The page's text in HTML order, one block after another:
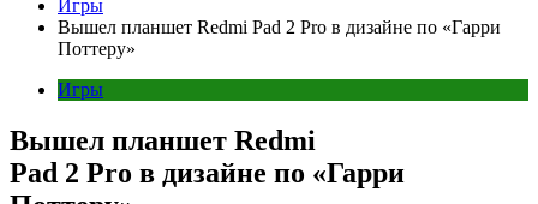
Игры
Вышел планшет Redmi Pad 2 Pro в дизайне по «Гарри
Поттеру»
Игры
Вышел планшет Redmi
Pad 2 Pro в дизайне по «Гарри